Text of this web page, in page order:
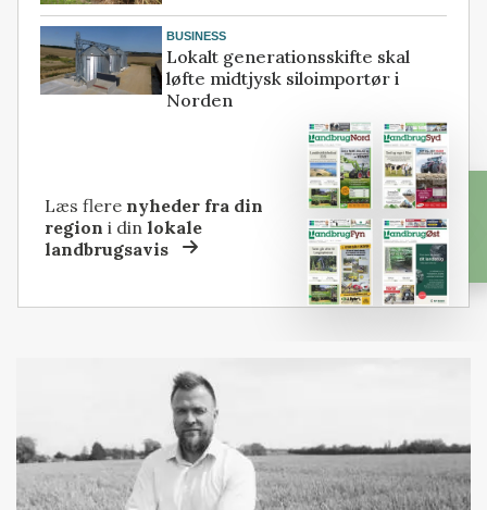
BUSINESS
Lokalt generationsskifte skal
løfte midtjysk siloimportør i
Norden
Læs flere nyheder fra din
region i dinlokale
landbrugsavis